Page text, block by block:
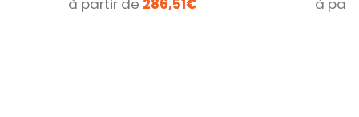
à partir de 286,51€ à